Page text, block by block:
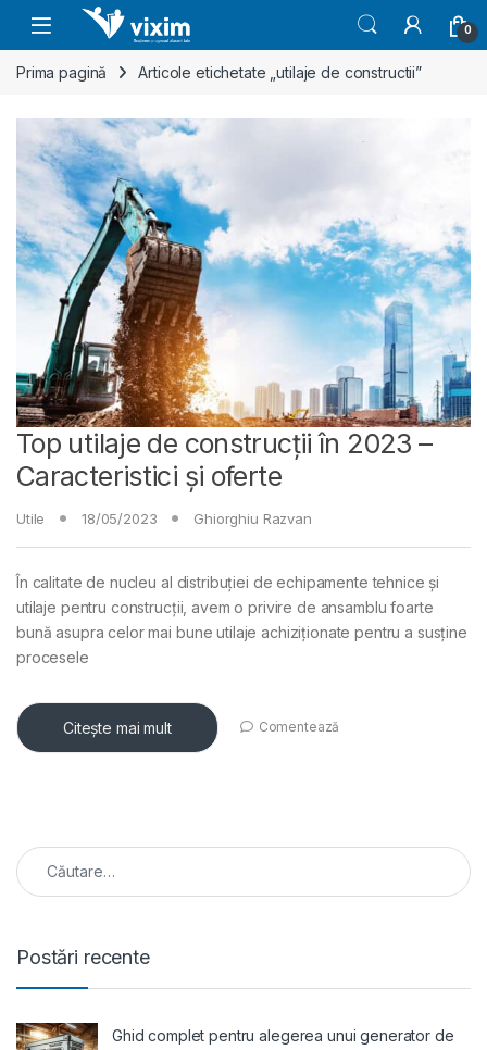
Skip to navigation
Skip to content
0
Prima pagină Articole etichetate „utilaje de constructii”
Top utilaje de construcții în 2023 –
Caracteristici și oferte
Utile 18/05/2023 Ghiorghiu Razvan
În calitate de nucleu al distribuției de echipamente tehnice și
utilaje pentru construcții, avem o privire de ansamblu foarte
bună asupra celor mai bune utilaje achiziționate pentru a susține
procesele
Citește mai mult Comentează
Caută după:
Postări recente
Ghid complet pentru alegerea unui generator de